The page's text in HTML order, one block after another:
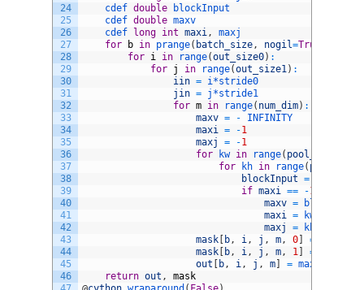
24
25
26
27
28
29
30
31
32
33
34
35
36
37
38
39
40
41
42
43
44
45
46
cdef double
blockInput
cdef double maxv
cdef
long int maxi,
maxj
for
b in prange( batch_size, nogil=True
for i in range(out_size0) :
for j in range(out_size1) :
iin = i*stride0
jin = j*stride1
for m in range( num_dim) :
maxv = -
INFINITY
maxi = -1
maxj
= -1
for
kw in range( pool_size0
for
kh in range(
blockInput =
if maxi == -1
maxv =
blockInput
maxi =
kw
maxj
=
kh
mask
b, i, j , m, 0 =
mask
b, i, j , m, 1 =
out
b, i, j , m = maxv
return out ,
mask